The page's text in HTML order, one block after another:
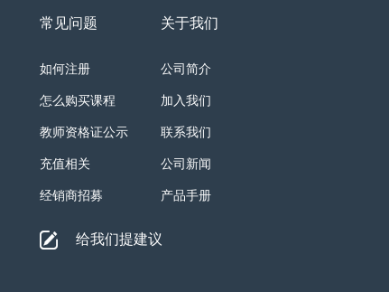
常见问题
如何注册
怎么购买课程
教师资格证公示
充值相关
经销商招募
关于我们
公司简介
加入我们
联系我们
公司新闻
产品手册
给我们提建议